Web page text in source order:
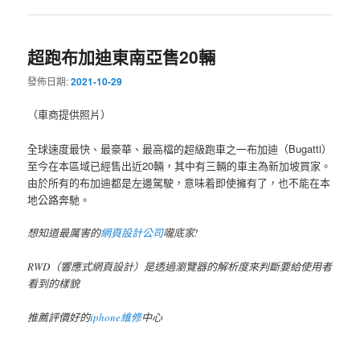
超跑布加迪東南亞售20輛
發佈日期:2021-10-29
（車商提供照片）
全球速度最快、最豪華、最高檔的超級跑車之一布加迪（Bugatti）
至今在本區域已經售出近20輛，其中有三輛的車主為新加坡買家。
由於所有的布加迪都是左邊駕駛，意味着即使擁有了，也不能在本
地公路奔馳。
想知道最厲害的網頁設計公司嚨底家!
RWD（響應式網頁設計）是透過瀏覽器的解析度來判斷要給使用者
看到的樣貌
推薦評價好的iphone維修中心